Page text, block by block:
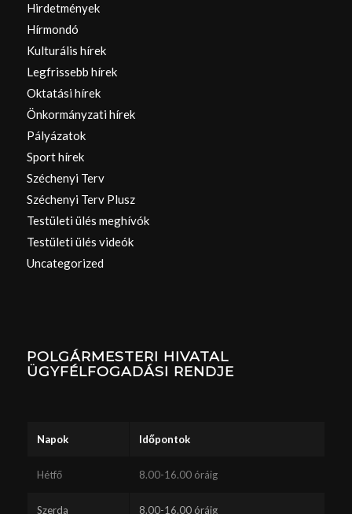
Hirdetmények
Hírmondó
Kulturális hírek
Legfrissebb hírek
Oktatási hírek
Önkormányzati hírek
Pályázatok
Sport hírek
Széchenyi Terv
Széchenyi Terv Plusz
Testületi ülés meghívók
Testületi ülés videók
Uncategorized
POLGÁRMESTERI HIVATAL
ÜGYFÉLFOGADÁSI RENDJE
Napok Időpontok
Hétfő 8.00-16.00 óráig
Szerda 8.00-16.00 óráig